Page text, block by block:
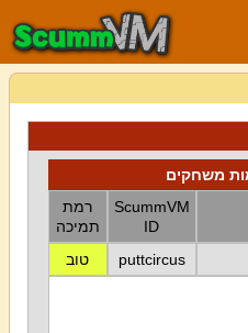
משחקים
ScummVM
ID
רמת
תמיכה
puttcircus טוב